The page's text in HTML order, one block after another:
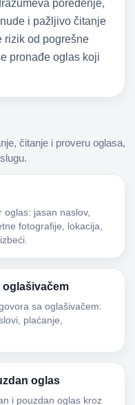
poređenje,
i pažljivo čitanje
rizik od pogrešne
pronađe oglas koji
čitanje i proveru oglasa,
oglas: jasan naslov,
fotografije, lokacija,
sa oglašivačem:
plaćanje,
oglas
i pouzdan oglas kroz